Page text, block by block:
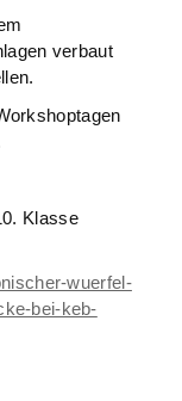
verbaut
Klasse
wuerfel-
bei-keb-